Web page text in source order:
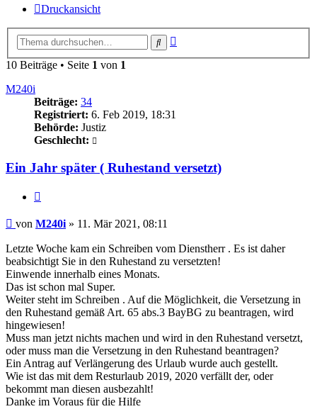
Druckansicht
Suche
10 Beiträge • Seite 1 von 1
M240i
Beiträge: 34
Registriert: 6. Feb 2019, 18:31
Behörde: Justiz
Geschlecht:
Ein Jahr später ( Ruhestand versetzt)
Beitrag
von M240i » 11. Mär 2021, 08:11
Letzte Woche kam ein Schreiben vom Dienstherr . Es ist daher
beabsichtigt Sie in den Ruhestand zu versetzten!
Einwende innerhalb eines Monats.
Das ist schon mal Super.
Weiter steht im Schreiben . Auf die Möglichkeit, die Versetzung in
den Ruhestand gemäß Art. 65 abs.3 BayBG zu beantragen, wird
hingewiesen!
Muss man jetzt nichts machen und wird in den Ruhestand versetzt,
oder muss man die Versetzung in den Ruhestand beantragen?
Ein Antrag auf Verlängerung des Urlaub wurde auch gestellt.
Wie ist das mit dem Resturlaub 2019, 2020 verfällt der, oder
bekommt man diesen ausbezahlt!
Danke im Voraus für die Hilfe